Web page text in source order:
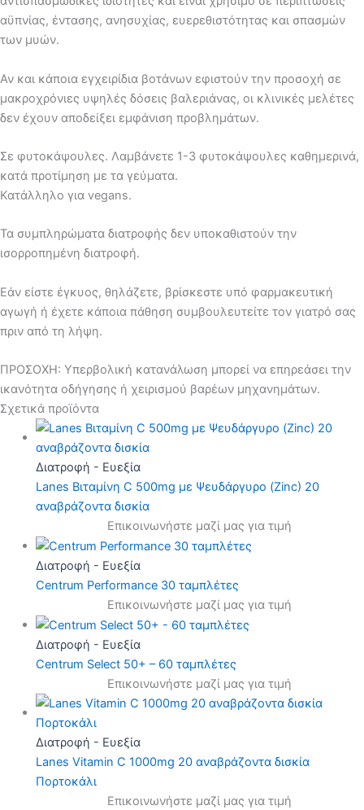
αϋπνίας, έντασης, ανησυχίας, ευερεθιστότητας και σπασμών
των μυών.
Αν και κάποια εγχειρίδια βοτάνων εφιστούν την προσοχή σε
μακροχρόνιες υψηλές δόσεις βαλεριάνας, οι κλινικές μελέτες
δεν έχουν αποδείξει εμφάνιση προβλημάτων.
Σε φυτοκάψουλες. Λαμβάνετε 1-3 φυτοκάψουλες καθημερινά,
κατά προτίμηση με τα γεύματα.
Κατάλληλο για vegans.
Τα συμπληρώματα διατροφής δεν υποκαθιστούν την
ισορροπημένη διατροφή.
Εάν είστε έγκυος, θηλάζετε, βρίσκεστε υπό φαρμακευτική
αγωγή ή έχετε κάποια πάθηση συμβουλευτείτε τον γιατρό σας
πριν από τη λήψη.
ΠΡΟΣΟΧΗ: Υπερβολική κατανάλωση μπορεί να επηρεάσει την
ικανότητα οδήγησης ή χειρισμού βαρέων μηχανημάτων.
Σχετικά προϊόντα
Διατροφή - Ευεξία
Lanes Βιταμίνη C 500mg με Ψευδάργυρο (Zinc) 20
αναβράζοντα δισκία
Επικοινωνήστε μαζί μας για τιμή
Διατροφή - Ευεξία
Centrum Performance 30 ταμπλέτες
Επικοινωνήστε μαζί μας για τιμή
Διατροφή - Ευεξία
Centrum Select 50+ – 60 ταμπλέτες
Επικοινωνήστε μαζί μας για τιμή
Διατροφή - Ευεξία
Lanes Vitamin C 1000mg 20 αναβράζοντα δισκία
Πορτοκάλι
Επικοινωνήστε μαζί μας για τιμή